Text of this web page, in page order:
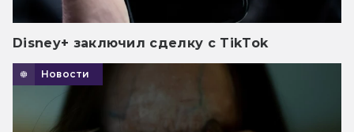
Disney+ заключил сделку с TikTok
Новости